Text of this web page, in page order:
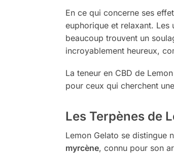
En ce qui concerne ses
euphorique et relaxant. Les
beaucoup trouvent un
incroyablement heureux,
La teneur en CBD de
pour ceux qui cherchent
Les Terpènes de
Lemon Gelato se distingue
myrcène, connu pour son